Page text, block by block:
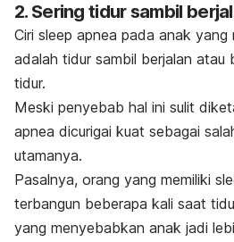
2. Sering tidur sambil
Ciri sleep apnea pada anak yang
adalah tidur sambil berjalan atau
tidur.
Meski penyebab hal ini sulit
apnea dicurigai kuat sebagai
utamanya.
Pasalnya, orang yang memiliki
terbangun beberapa kali saat
yang menyebabkan anak jadi